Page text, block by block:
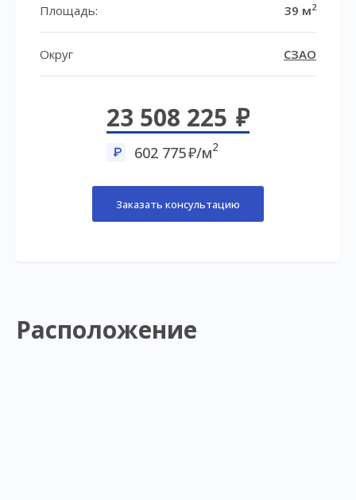
Площадь: 39 м2
Округ СЗАО
23 508 225
602 775 /м2
Заказать консультацию
Расположение